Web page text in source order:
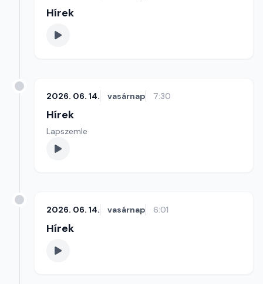
Hírek
2026. 06. 14. vasárnap 7:30
Hírek
Lapszemle
2026. 06. 14. vasárnap 6:01
Hírek